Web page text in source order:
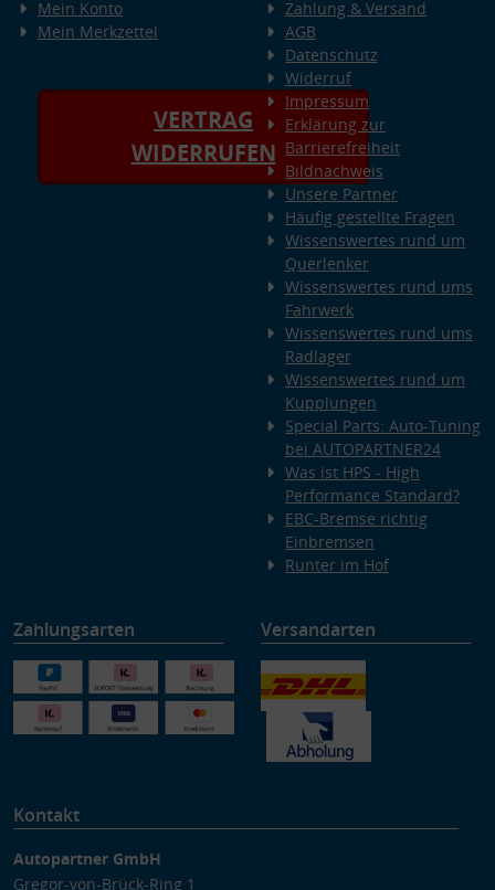
Mein Konto
Mein Merkzettel
VERTRAG
WIDERRUFEN
Zahlung & Versand
AGB
Datenschutz
Widerruf
Impressum
Erklärung zur
Barrierefreiheit
Bildnachweis
Unsere Partner
Häufig gestellte Fragen
Wissenswertes rund um
Querlenker
Wissenswertes rund ums
Fahrwerk
Wissenswertes rund ums
Radlager
Wissenswertes rund um
Kupplungen
Special Parts: Auto-Tuning
bei AUTOPARTNER24
Was ist HPS - High
Performance Standard?
EBC-Bremse richtig
Einbremsen
Runter im Hof
Zahlungsarten Versandarten
Kontakt
Autopartner GmbH
Gregor-von-Brück-Ring 1